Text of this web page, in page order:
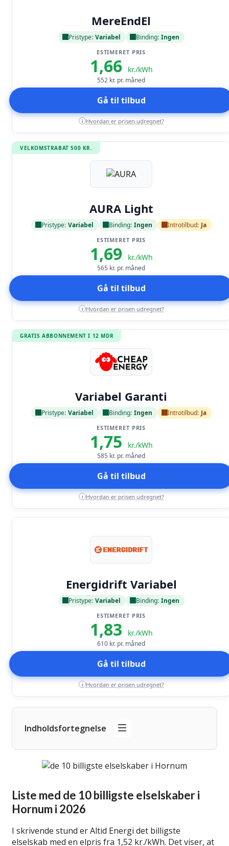
MereEndEl
Pristype: Variabel Binding: Ingen
ESTIMERET PRIS
1,66 kr./kWh
552 kr. pr. måned
Gå til tilbud
i Hvordan er prisen udregnet?
VELKOMSTRABAT 500 KR.
AURA Light
Pristype: Variabel Binding: Ingen Introtilbud: Ja
ESTIMERET PRIS
1,69 kr./kWh
565 kr. pr. måned
Gå til tilbud
i Hvordan er prisen udregnet?
GRATIS ABBONNEMENT I 12 MDR
Variabel Garanti
Pristype: Variabel Binding: Ingen Introtilbud: Ja
ESTIMERET PRIS
1,75 kr./kWh
585 kr. pr. måned
Gå til tilbud
i Hvordan er prisen udregnet?
Energidrift Variabel
Pristype: Variabel Binding: Ingen
ESTIMERET PRIS
1,83 kr./kWh
610 kr. pr. måned
Gå til tilbud
i Hvordan er prisen udregnet?
Indholdsfortegnelse
Liste med de 10 billigste elselskaber i
Hornum i 2026
I skrivende stund er Altid Energi det billigste
elselskab med en elpris fra 1,52 kr./kWh. Det viser, at